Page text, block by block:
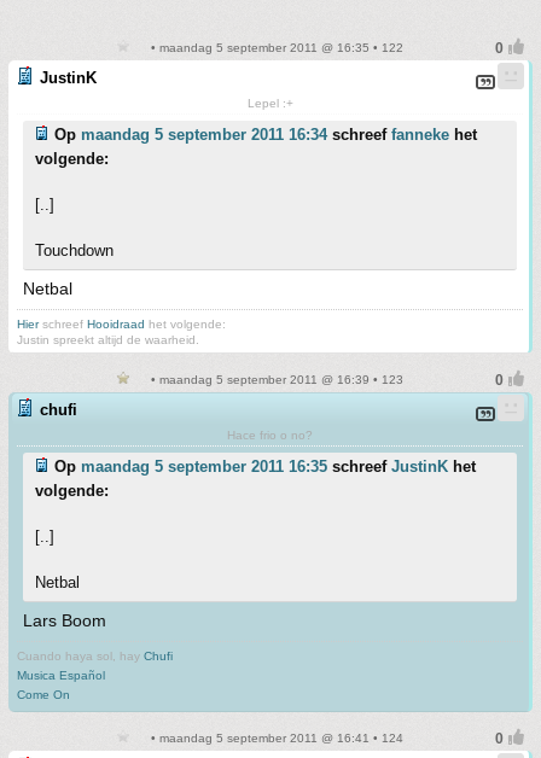
• maandag 5 september 2011 @ 16:35 • 122
JustinK
Lepel :+
Op maandag 5 september 2011 16:34schreef fanneke het
volgende:
[..]
Touchdown
Netbal
Hierschreef Hooidraad het volgende:
Justin spreekt altijd de waarheid.
• maandag 5 september 2011 @ 16:39 • 123
chufi
Hace frio o no?
Op maandag 5 september 2011 16:35 schreef JustinK het
volgende:
[..]
Netbal
Lars Boom
Cuando haya sol, hay Chufi
Musica Español
Come On
• maandag 5 september 2011 @ 16:41 • 124